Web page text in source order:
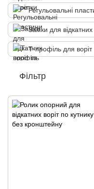
Регульовальні
Замки для відкатних
Т-профіль для воріт
Фільтр